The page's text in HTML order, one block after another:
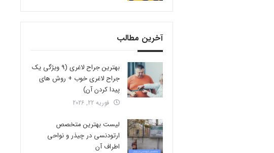
آخرین مطالب
بهترین جراح لاغری (9 ویژگی یک
جراح لاغری خوب + روش های
پیدا کردن آن)
فوریه 22, 2026
لیست بهترین متخصص
ارتودنسی در چیذر و نواحی
اطراف آن